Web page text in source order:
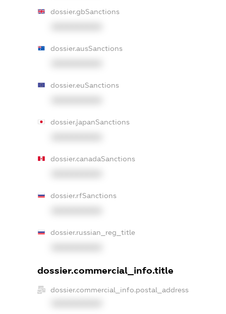
dossier.gbSanctions
dossier.ausSanctions
dossier.euSanctions
dossier.japanSanctions
dossier.canadaSanctions
dossier.rfSanctions
dossier.russian_reg_title
dossier.commercial_info.title
dossier.commercial_info.postal_address